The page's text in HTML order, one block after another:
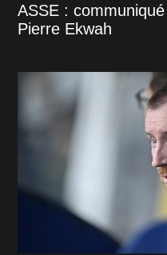
ASSE :
Pierre Ekwah